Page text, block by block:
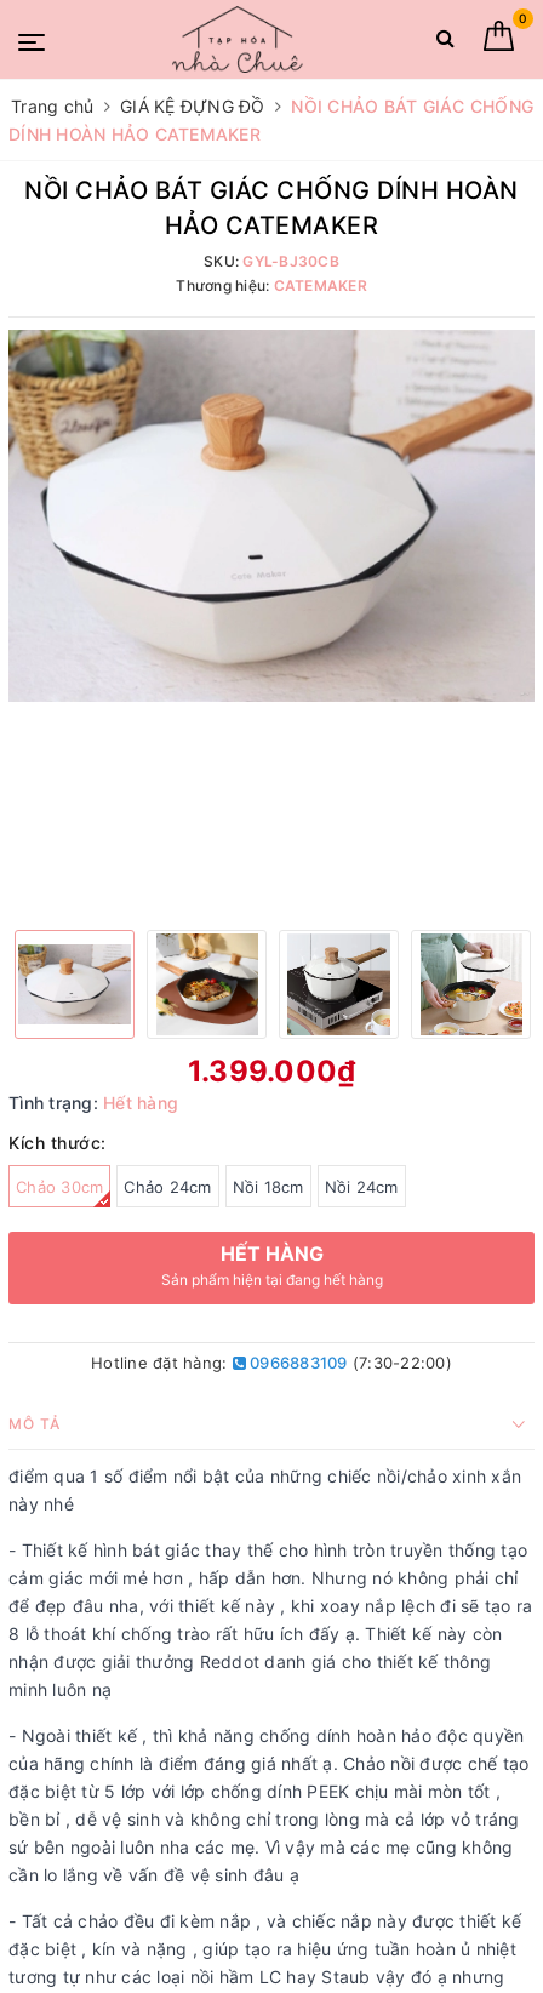
0
Trang chủ GIÁ KỆ ĐỰNG ĐỒ
NỒI CHẢO BÁT GIÁC CHỐNG
DÍNH HOÀN HẢO CATEMAKER
NỒI CHẢO BÁT GIÁC CHỐNG DÍNH HOÀN
HẢO CATEMAKER
SKU:GYL-BJ30CB
Thương hiệu: CATEMAKER
1.399.000₫
Tình trạng: Hết hàng
Kích thước:
Chảo 30cm Chảo 24cm Nồi 18cm Nồi 24cm
HẾT HÀNG
Sản phẩm hiện tại đang hết hàng
Hotline đặt hàng: 0966883109 (7:30-22:00)
MÔ TẢ
điểm qua 1 số điểm nổi bật của những chiếc nồi/chảo xinh xắn
này nhé
- Thiết kế hình bát giác thay thế cho hình tròn truyền thống tạo
cảm giác mới mẻ hơn , hấp dẫn hơn. Nhưng nó không phải chỉ
để đẹp đâu nha, với thiết kế này , khi xoay nắp lệch đi sẽ tạo ra
8 lỗ thoát khí chống trào rất hữu ích đấy ạ. Thiết kế này còn
nhận được giải thưởng Reddot danh giá cho thiết kế thông
minh luôn nạ
- Ngoài thiết kế , thì khả năng chống dính hoàn hảo độc quyền
của hãng chính là điểm đáng giá nhất ạ. Chảo nồi được chế tạo
đặc biệt từ 5 lớp với lớp chống dính PEEK chịu mài mòn tốt ,
bền bỉ , dễ vệ sinh và không chỉ trong lòng mà cả lớp vỏ tráng
sứ bên ngoài luôn nha các mẹ. Vì vậy mà các mẹ cũng không
cần lo lắng về vấn đề vệ sinh đâu ạ
- Tất cả chảo đều đi kèm nắp , và chiếc nắp này được thiết kế
đặc biệt , kín và nặng , giúp tạo ra hiệu ứng tuần hoàn ủ nhiệt
tương tự như các loại nồi hầm LC hay Staub vậy đó ạ nhưng